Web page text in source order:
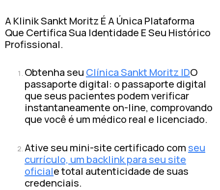
A Klinik Sankt Moritz É A Única Plataforma
Que Certifica Sua Identidade E Seu Histórico
Profissional.
Obtenha seu Clínica Sankt Moritz IDO
passaporte digital: o passaporte digital
que seus pacientes podem verificar
instantaneamente on-line, comprovando
que você é um médico real e licenciado.
Ative seu mini-site certificado com seu
currículo, um backlink para seu site
oficiale total autenticidade de suas
credenciais.